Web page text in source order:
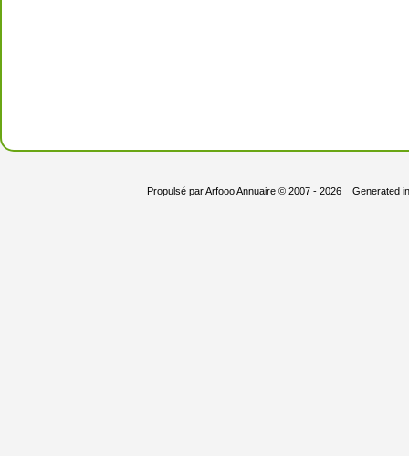
Propulsé parArfooo Annuaire© 2007 - 2026 Generated